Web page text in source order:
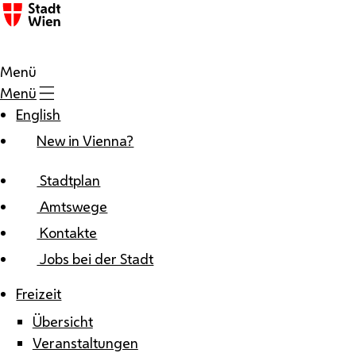
Zum Inhalt
Menü
Menü
English
New in Vienna?
Stadtplan
Amtswege
Kontakte
Jobs bei der Stadt
Freizeit
Übersicht
Veranstaltungen